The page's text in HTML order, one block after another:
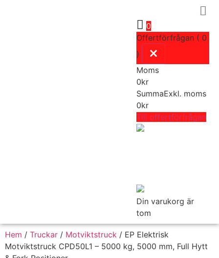
0
Offertförfrågan ( 0
)
Moms
0kr
SummaExkl. moms
0kr
Till offertförfrågan
Din varukorg är
tom
Hem / Truckar / Motviktstruck / EP Elektrisk
Motviktstruck CPD50L1 – 5000 kg, 5000 mm, Full Hytt